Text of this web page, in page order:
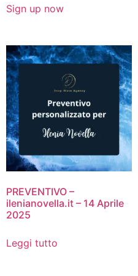
Sign up now
PREVENTIVO –
ilenianovella.it – 14 Aprile
2025
Leggi tutto